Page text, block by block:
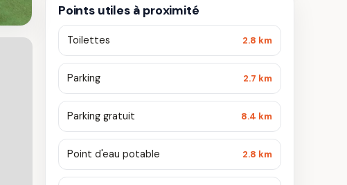
Points utiles à proximité
Toilettes 2.8 km
Parking 2.7 km
Parking gratuit 8.4 km
Point d'eau potable 2.8 km